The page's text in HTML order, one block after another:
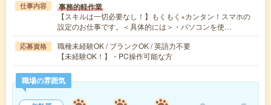
仕事内容 事務的軽作業
【スキルは一切必要なし！】もくもく×カンタン！スマホの
設定のお仕事です。＜具体的には＞・パソコンを使…
応募資格
職種未経験OK / ブランクOK / 英語力不要
【未経験OK！】・PC操作可能な方
職場の雰囲気